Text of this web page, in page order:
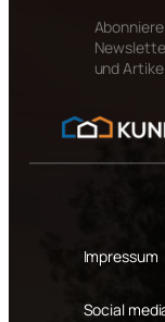
und
Impressum
Social